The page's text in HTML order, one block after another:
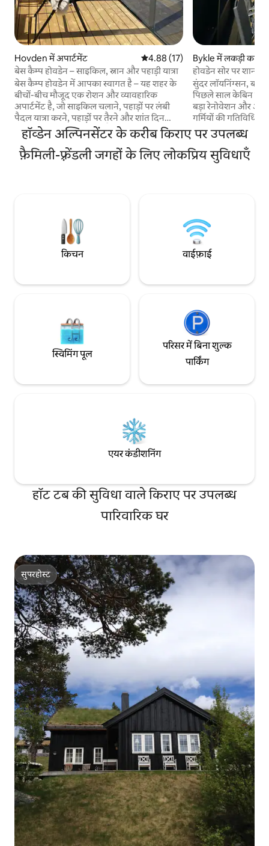
Hovden में अपार्टमेंट औसत रेटिंग 5 में से 4.88, 17 समीक्षाएँ
4.88 (17)
बेस कैम्प होवडेन – साइकिल, स्नान और पहाड़ी यात्रा
बेस कैम्प होवडेन में आपका स्वागत है – यह शहर के
बीचों-बीच मौजूद एक रोशन और व्यावहारिक
अपार्टमेंट है, जो साइकिल चलाने, पहाड़ों पर लंबी
पैदल यात्रा करने, पहाड़ों पर तैरने और शांत दिन
बिताने के लिए बिल्कुल सही है। यहाँ आप होवडेन
फ़्येलबाड, हाइकिंग की जगहों, रेस्टोरेंट, दुकानों और
बच्चों और वयस्कों, दोनों के लिए उपलब्ध गतिविधियों
के करीब रहेंगे। गर्मियों में, होवडेन पास में चेयरलिफ़्ट-
समूहों के लिए बिल्कुल सही है, जो होवडेन में
आरामदायक ठहरने की जगह चाहते हैं।
Bykle में लकड़ी का
होवडेन सोर पर
सुंदर लॉयनिंग्सन,
पिछले साल केबिन का
बड़ा रेनोवेशन और
गर्मियों की
जिसमें स्की ढलानें
होवडेन अल्पाइन
और वॉटर पार्क से थोड़ी
और आधुनिक
नज़ारे भी।
हॉव्डेन अल्पिनसेंटर के करीब किराए पर उपलब्ध
फ़ैमिली-फ़्रेंडली जगहों के लिए लोकप्रिय सुविधाएँ
किचन वाईफ़ाई
स्विमिंग पूल
परिसर में बिना शुल्क
पार्किंग
एयर कंडीशनिंग
हॉट टब की सुविधा वाले किराए पर उपलब्ध
पारिवारिक घर
सुपरहोस्ट
सुपरहोस्ट